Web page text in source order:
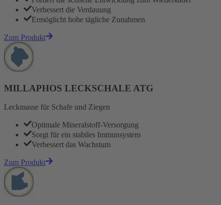
Verbessert die Verdauung
Ermöglicht hohe tägliche Zunahmen
Zum Produkt
MILLAPHOS LECKSCHALE ATG
Leckmasse für Schafe und Ziegen
Optimale Mineralstoff-Versorgung
Sorgt für ein stabiles Immunsystem
Verbessert das Wachstum
Zum Produkt